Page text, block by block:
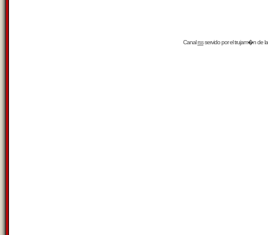
Canalrssservido por eltrujam�nde